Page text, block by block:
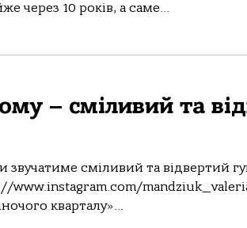
через 10 років, а саме...
– сміливий та
звучатиме сміливий та відвертий
www.instagram.com/
кварталу»...